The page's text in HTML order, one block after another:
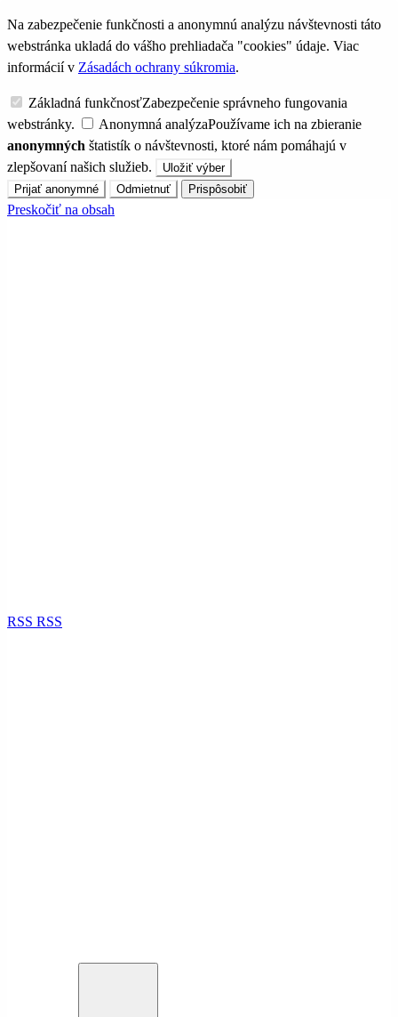
Na zabezpečenie funkčnosti a anonymnú analýzu návštevnosti táto
webstránka ukladá do vášho prehliadača "cookies" údaje. Viac
informácií v Zásadách ochrany súkromia.
Základná funkčnosťZabezpečenie správneho fungovania
webstránky.
Anonymná analýzaPoužívame ich na zbieranie
anonymných štatistík o návštevnosti, ktoré nám pomáhajú v
zlepšovaní našich služieb.
Uložiť výber
Prijať anonymné
Odmietnuť Prispôsobiť
Preskočiť na obsah
RSS RSS